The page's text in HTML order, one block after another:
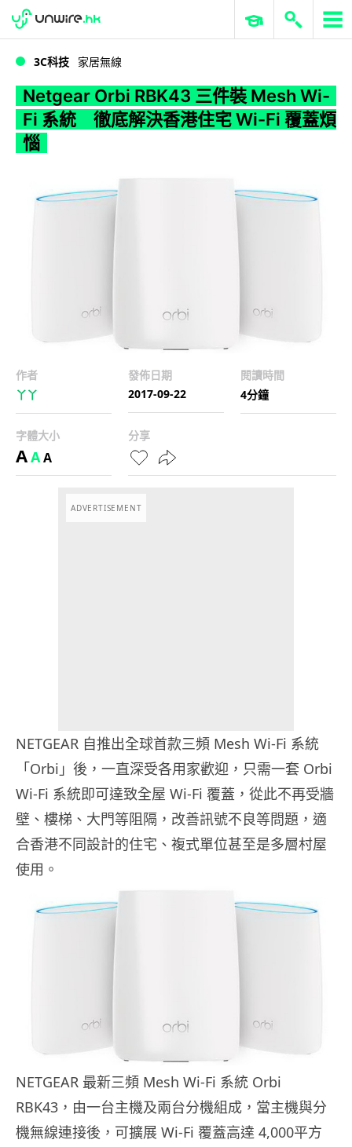
WWDC 2026 ERP 與商業 AI
3C科技 家居無線
Netgear Orbi RBK43 三件裝 Mesh Wi-
Fi 系統 徹底解決香港住宅 Wi-Fi 覆蓋煩
惱
作者
丫丫
發佈日期
2017-09-22
閱讀時間
4分鐘
字體大小
AAA
分享
ADVERTISEMENT
NETGEAR 自推出全球首款三頻 Mesh Wi-Fi 系統
「Orbi」後，一直深受各用家歡迎，只需一套 Orbi
Wi-Fi 系統即可達致全屋 Wi-Fi 覆蓋，從此不再受牆
壁、樓梯、大門等阻隔，改善訊號不良等問題，適
合香港不同設計的住宅、複式單位甚至是多層村屋
使用。
NETGEAR 最新三頻 Mesh Wi-Fi 系統 Orbi
RBK43，由一台主機及兩台分機組成，當主機與分
機無線連接後，可擴展 Wi-Fi 覆蓋高達 4,000平方